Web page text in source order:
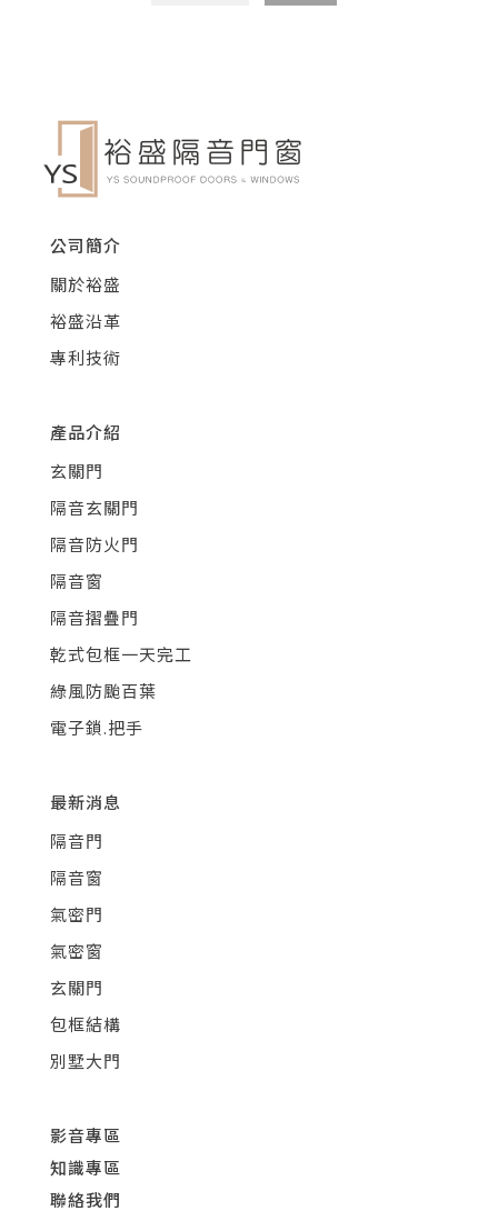
公司簡介
關於裕盛
裕盛沿革
專利技術
產品介紹
玄關門
隔音玄關門
隔音防火門
隔音窗
隔音摺疊門
乾式包框一天完工
綠風防颱百葉
電子鎖.把手
最新消息
隔音門
隔音窗
氣密門
氣密窗
玄關門
包框結構
別墅大門
影音專區
知識專區
聯絡我們